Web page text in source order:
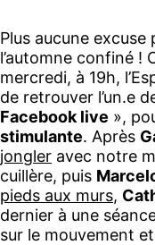
Plus aucune
l’automne confiné !
mercredi, à 19h,
de retrouver l’un.e
Facebook live »,
stimulante. Après
jongler avec notre
cuillère, puis
pieds aux murs,
dernier à une
sur le mouvement